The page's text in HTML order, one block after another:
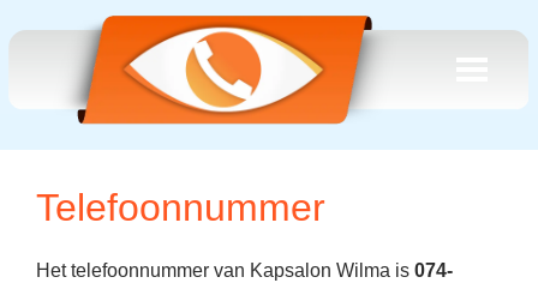
Telefoonnummer
Het telefoonnummer van Kapsalon Wilma is 074-